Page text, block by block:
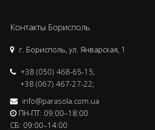
Контакты Борисполь
г. Борисполь, ул. Январская, 1
+38 (050) 468-65-15;
+38 (067) 467-27-22;
info@parasola.com.ua
ПН-ПТ: 09:00–18:00
CБ: 09:00–14:00